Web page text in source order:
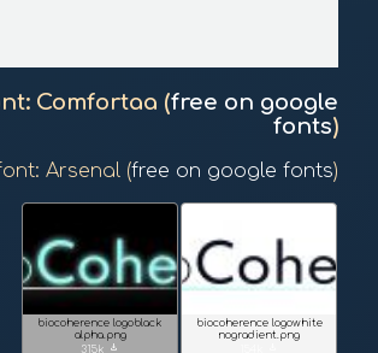
Comfortaa (free on google
fonts)
Arsenal (free on google fonts)
biocoherence logowhite
nogradient.png
biocoherence logoblack
alpha.png
download